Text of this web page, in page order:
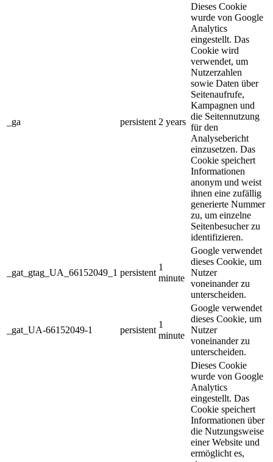
_ga persistent 2 years
Dieses Cookie
wurde von Google
Analytics
eingestellt. Das
Cookie wird
verwendet, um
Nutzerzahlen
sowie Daten über
Seitenaufrufe,
Kampagnen und
die Seitennutzung
für den
Analysebericht
einzusetzen. Das
Cookie speichert
Informationen
anonym und weist
ihnen eine zufällig
generierte Nummer
zu, um einzelne
Seitenbesucher zu
identifizieren.
_gat_gtag_UA_66152049_1 persistent
1
minute
Google verwendet
dieses Cookie, um
Nutzer
voneinander zu
unterscheiden.
_gat_UA-66152049-1 persistent
1
minute
Google verwendet
dieses Cookie, um
Nutzer
voneinander zu
unterscheiden.
Dieses Cookie
wurde von Google
Analytics
eingestellt. Das
Cookie speichert
Informationen über
die Nutzungsweise
einer Website und
ermöglicht es,